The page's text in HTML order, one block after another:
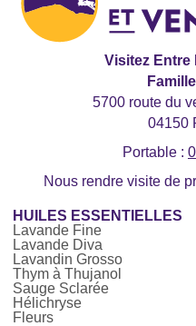
Visitez Entre
5700 route du
04150
Portable :
Nous rendre visite de
HUILES ESSENTIELLES
Lavande Fine
Lavande Diva
Lavandin Grosso
Thym à Thujanol
Sauge Sclarée
Hélichryse
Fleurs